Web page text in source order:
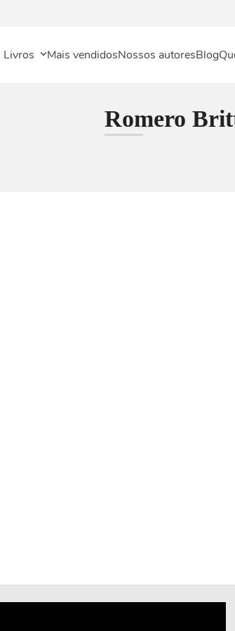
Livros Mais vendidosNossos autoresBlog
Romero